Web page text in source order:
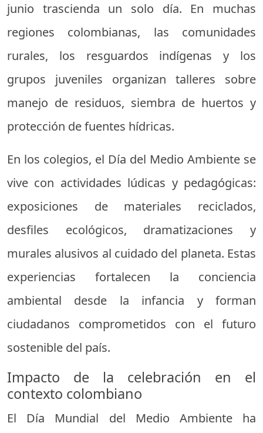
junio trascienda un solo día. En muchas
regiones colombianas, las comunidades
rurales, los resguardos indígenas y los
grupos juveniles organizan talleres sobre
manejo de residuos, siembra de huertos y
protección de fuentes hídricas.
En los colegios, el Día del Medio Ambiente se
vive con actividades lúdicas y pedagógicas:
exposiciones de materiales reciclados,
desfiles ecológicos, dramatizaciones y
murales alusivos al cuidado del planeta. Estas
experiencias fortalecen la conciencia
ambiental desde la infancia y forman
ciudadanos comprometidos con el futuro
sostenible del país.
Impacto de la celebración en el
contexto colombiano
El Día Mundial del Medio Ambiente ha